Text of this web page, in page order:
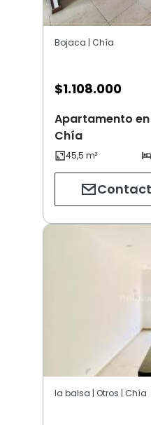
Bojaca | Chía
$1.108.000
Apartamento
Chía
la balsa | Otros | Chía